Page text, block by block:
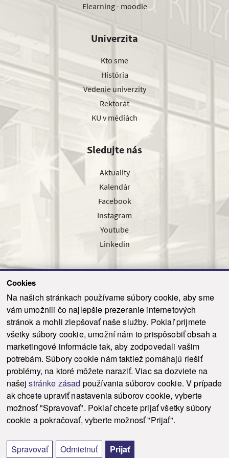
Cookies
Na našich stránkach používame súbory cookie, aby sme
vám umožnili čo najlepšie prezeranie internetových
stránok a mohli zlepšovať naše služby. Pokiaľ prijmete
všetky súbory cookie, umožní nám to prispôsobiť obsah a
marketingové informácie tak, aby zodpovedali vašim
potrebám. Súbory cookie nám taktiež pomáhajú riešiť
problémy, na ktoré môžete naraziť. Viac sa dozviete na
našejstránke zásad používania súborov cookie. V prípade
ak chcete upraviť nastavenia súborov cookie, vyberte
možnosť "Spravovať". Pokiaľ chcete prijať všetky súbory
cookie a pokračovať, vyberte možnosť "Prijať".
Spravovať Odmietnuť Prijať
Elearning - moodle
Univerzita
Kto sme
História
Vedenie univerzity
Rektorát
KU v médiách
Sledujte nás
Aktuality
Kalendár
Facebook
Instagram
Youtube
Linkedin
Odoslať
© 2021-2026 ku.sk. Všetky práva vyhradené. | Ochrana osobných údajov
Vyhlásenie o prístupnosti |
Admin
This site is protected by reCAPTCHA and the Google Privacy Policy and Terms of
Service
apply.